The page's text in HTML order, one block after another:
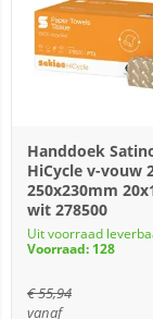
Handdoek
HiCycle v-vouw
250x230mm
wit 278500
Uit voorraad
Voorraad: 128
€55,94
vanaf